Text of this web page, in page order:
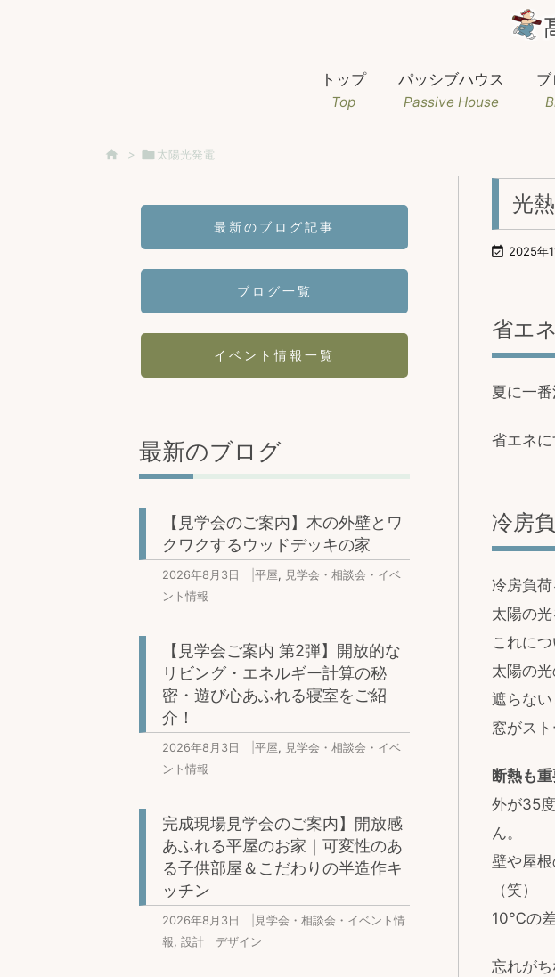
トップ
Top
パッシブハウス
Passive House
 > 太陽光発電
光
 2025年
省エ
夏に一
省エネ
冷房
冷房負荷
太陽の光
これに
太陽の光
遮らな
窓がスト
断熱も重
外が35
ん。
壁や屋
（笑）
10℃の差
忘れが
最新のブログ記事
ブログ一覧
イベント情報一覧
最新のブログ
【見学会のご案内】木の外壁とワ
クワクするウッドデッキの家
2026年8月3日 平屋, 見学会・相談会・イベ
ント情報
【見学会ご案内 第2弾】開放的な
リビング・エネルギー計算の秘
密・遊び心あふれる寝室をご紹
介！
2026年8月3日 平屋, 見学会・相談会・イベ
ント情報
完成現場見学会のご案内】開放感
あふれる平屋のお家｜可変性のあ
る子供部屋＆こだわりの半造作キ
ッチン
2026年8月3日
見学会・相談会・イベント情
報, 設計 デザイン